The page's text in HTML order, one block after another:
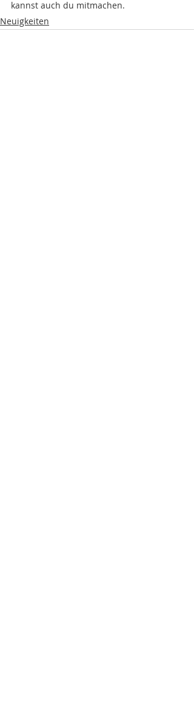
kannst auch du mitmachen.
Neuigkeiten